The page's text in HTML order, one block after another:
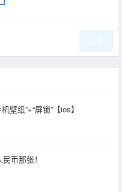
壁纸”+“屏锁”【ios】
币那张！